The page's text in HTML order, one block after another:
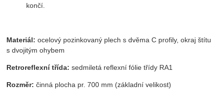
končí.
Materiál: ocelový pozinkovaný plech s dvěma C profily, okraj štítu
s dvojitým ohybem
Retroreflexní třída: sedmiletá reflexní fólie třídy RA1
Rozměr: činná plocha pr. 700 mm (základní velikost)